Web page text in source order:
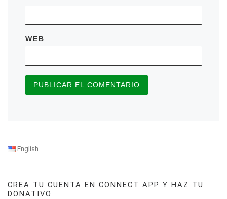
WEB
English
CREA TU CUENTA EN CONNECT APP Y HAZ TU
DONATIVO